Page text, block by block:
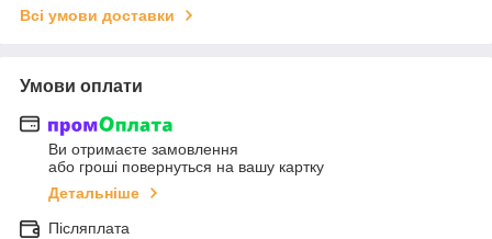
Всі умови доставки
Умови оплати
Ви отримаєте замовлення
або гроші повернуться на вашу картку
Детальніше
Післяплата